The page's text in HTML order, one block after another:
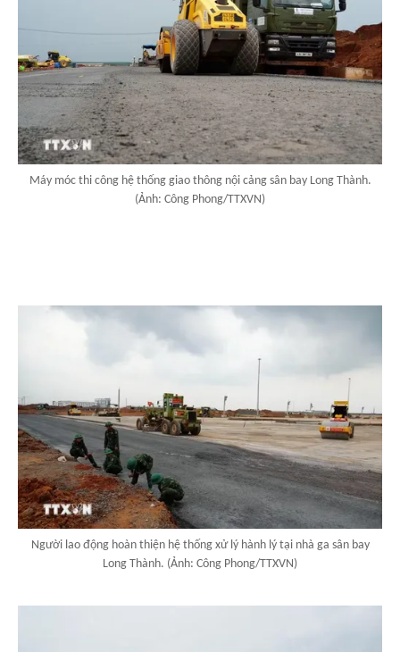
Máy móc thi công hệ thống giao thông nội cảng sân bay Long Thành.
(Ảnh: Công Phong/TTXVN)
Người lao động hoàn thiện hệ thống xử lý hành lý tại nhà ga sân bay
Long Thành. (Ảnh: Công Phong/TTXVN)